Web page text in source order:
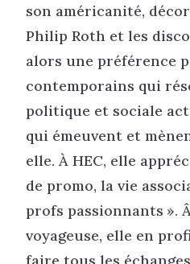
son américanité,
Philip Roth et les
alors une préférence
contemporains qui
politique et sociale
qui émeuvent et
elle. À HEC, elle
de promo, la vie
profs passionnants ».
voyageuse, elle en
faire tous les